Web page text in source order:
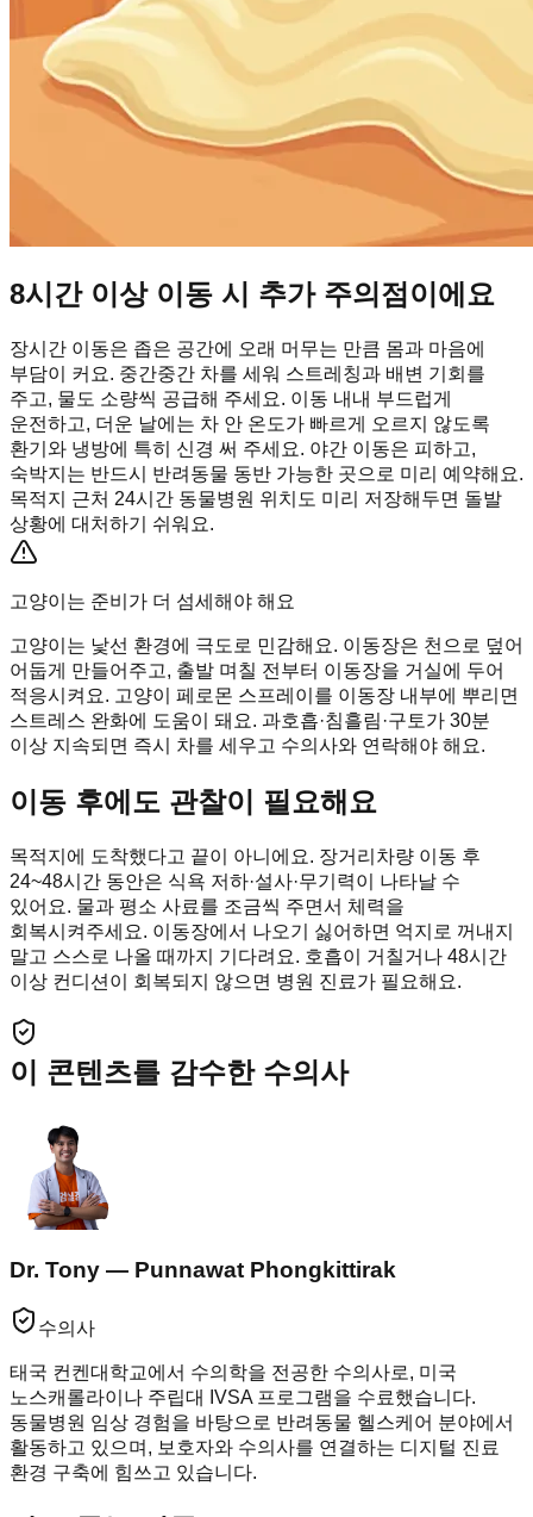
8시간 이상 이동 시 추가 주의점이에요
장시간 이동은 좁은 공간에 오래 머무는 만큼 몸과 마음에
부담이 커요. 중간중간 차를 세워 스트레칭과 배변 기회를
주고, 물도 소량씩 공급해 주세요. 이동 내내 부드럽게
운전하고, 더운 날에는 차 안 온도가 빠르게 오르지 않도록
환기와 냉방에 특히 신경 써 주세요. 야간 이동은 피하고,
숙박지는 반드시 반려동물 동반 가능한 곳으로 미리 예약해요.
목적지 근처 24시간 동물병원 위치도 미리 저장해두면 돌발
상황에 대처하기 쉬워요.
고양이는 준비가 더 섬세해야 해요
고양이는 낯선 환경에 극도로 민감해요. 이동장은 천으로 덮어
어둡게 만들어주고, 출발 며칠 전부터 이동장을 거실에 두어
적응시켜요. 고양이 페로몬 스프레이를 이동장 내부에 뿌리면
스트레스 완화에 도움이 돼요. 과호흡·침흘림·구토가 30분
이상 지속되면 즉시 차를 세우고 수의사와 연락해야 해요.
이동 후에도 관찰이 필요해요
목적지에 도착했다고 끝이 아니에요. 장거리차량 이동 후
24~48시간 동안은 식욕 저하·설사·무기력이 나타날 수
있어요. 물과 평소 사료를 조금씩 주면서 체력을
회복시켜주세요. 이동장에서 나오기 싫어하면 억지로 꺼내지
말고 스스로 나올 때까지 기다려요. 호흡이 거칠거나 48시간
이상 컨디션이 회복되지 않으면 병원 진료가 필요해요.
이 콘텐츠를 감수한 수의사
Dr. Tony — Punnawat Phongkittirak
수의사
태국 컨켄대학교에서 수의학을 전공한 수의사로, 미국
노스캐롤라이나 주립대 IVSA 프로그램을 수료했습니다.
동물병원 임상 경험을 바탕으로 반려동물 헬스케어 분야에서
활동하고 있으며, 보호자와 수의사를 연결하는 디지털 진료
환경 구축에 힘쓰고 있습니다.